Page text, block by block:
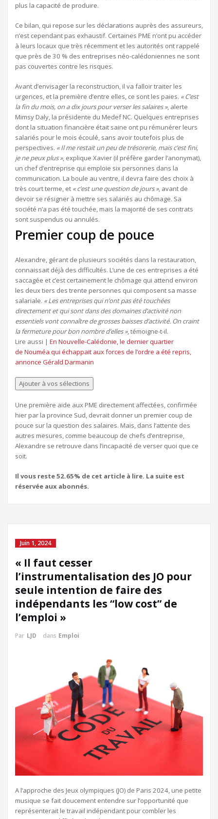
plus la capacité de produire.
Ce bilan, qui repose sur les déclarations auprès des assureurs,
n’est cependant pas exhaustif. Certaines PME n’ont pu accéder
à leurs locaux que très récemment et les autorités ont rappelé
que près de 30 % des entreprises néo-calédoniennes ne sont
pas couvertes contre les risques.
Avant d’envisager la reconstruction, il va falloir traiter les
urgences, et la première d’entre elles, ce sont les paies. « C’est
la fin du mois, on a dix jours pour verser les salaires », alerte
Mimsy Daly, la présidente du Medef NC. Quelques entreprises
dont la situation financière était saine ont pu rémunérer leurs
salariés pour le mois écoulé, sans avoir toutefois plus de
perspectives. « Il me restait un peu de trésorerie, mais c’est fini,
je ne peux plus », explique Xavier (il préfère garder l’anonymat),
un chef d’entreprise qui emploie six personnes dans la
communication. La boule au ventre, il devra faire des choix à
très court terme, et « c’est une question de jours », avant de
devoir se résigner à mettre ses salariés au chômage. Sa
société n’a pas été touchée, mais la majorité de ses contrats
sont suspendus ou annulés.
Premier coup de pouce
Alexandre, gérant de plusieurs sociétés dans la restauration,
connaissait déjà des difficultés. L’une de ces entreprises a été
saccagée et c’est certainement le chômage qui attend environ
les deux tiers des trente personnes qui composent sa masse
salariale. « Les entreprises qui n’ont pas été touchées
directement et qui sont dans des domaines d’activité non
essentiels vont connaître de grosses baisses d’activité. On craint
la fermeture pour bon nombre d’elles », témoigne-t-il.
Lire aussi | En Nouvelle-Calédonie, le dernier quartier
de Nouméa qui échappait aux forces de l’ordre a été repris,
annonce Gérald Darmanin
Ajouter à vos sélections
Une première aide aux PME directement affectées, confirmée
hier par la province Sud, devrait donner un premier coup de
pouce sur la question des salaires. Mais, dans l’attente des
autres mesures, comme beaucoup de chefs d’entreprise,
Alexandre se retrouve dans l’incapacité de verser quoi que ce
soit.
Il vous reste 52.65% de cet article à lire. La suite est
réservée aux abonnés.
Juin 1, 2024
« Il faut cesser
l’instrumentalisation des JO pour
seule intention de faire des
indépendants les “low cost” de
l’emploi »
Par LJD dans Emploi
A l’approche des Jeux olympiques (JO) de Paris 2024, une petite
musique se fait doucement entendre sur l’opportunité que
représenterait le travail indépendant pour combler les